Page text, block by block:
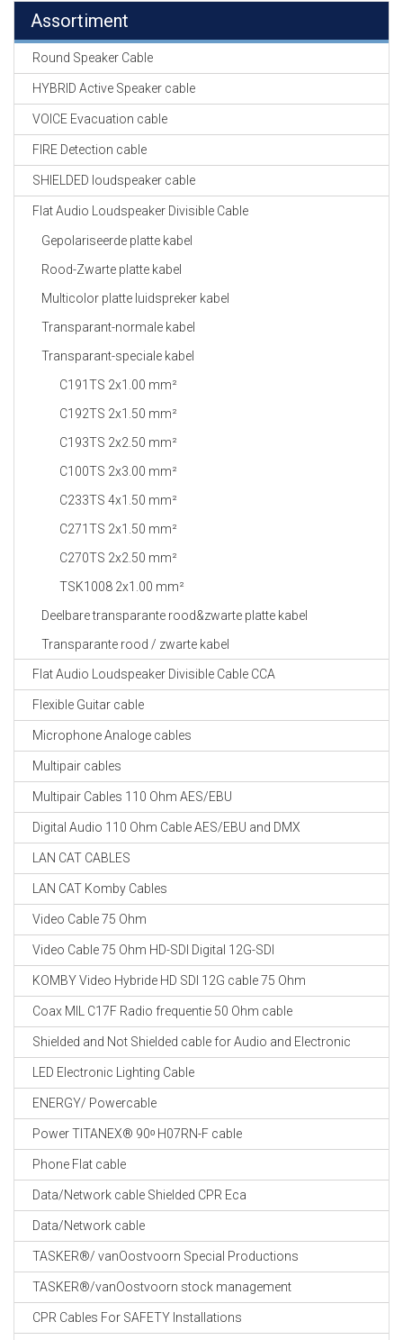
Assortiment
Round Speaker Cable
HYBRID Active Speaker cable
VOICE Evacuation cable
FIRE Detection cable
SHIELDED loudspeaker cable
Flat Audio Loudspeaker Divisible Cable
Gepolariseerde platte kabel
Rood-Zwarte platte kabel
Multicolor platte luidspreker kabel
Transparant-normale kabel
Transparant-speciale kabel
C191TS 2x1.00 mm²
C192TS 2x1.50 mm²
C193TS 2x2.50 mm²
C100TS 2x3.00 mm²
C233TS 4x1.50 mm²
C271TS 2x1.50 mm²
C270TS 2x2.50 mm²
TSK1008 2x1.00 mm²
Deelbare transparante rood&zwarte platte kabel
Transparante rood / zwarte kabel
Flat Audio Loudspeaker Divisible Cable CCA
Flexible Guitar cable
Microphone Analoge cables
Multipair cables
Multipair Cables 110 Ohm AES/EBU
Digital Audio 110 Ohm Cable AES/EBU and DMX
LAN CAT CABLES
LAN CAT Komby Cables
Video Cable 75 Ohm
Video Cable 75 Ohm HD-SDI Digital 12G-SDI
KOMBY Video Hybride HD SDI 12G cable 75 Ohm
Coax MIL C17F Radio frequentie 50 Ohm cable
Shielded and Not Shielded cable for Audio and Electronic
LED Electronic Lighting Cable
ENERGY/ Powercable
Power TITANEX® 90ᵒ H07RN-F cable
Phone Flat cable
Data/Network cable Shielded CPR Eca
Data/Network cable
TASKER®/ vanOostvoorn Special Productions
TASKER®/vanOostvoorn stock management
CPR Cables For SAFETY Installations